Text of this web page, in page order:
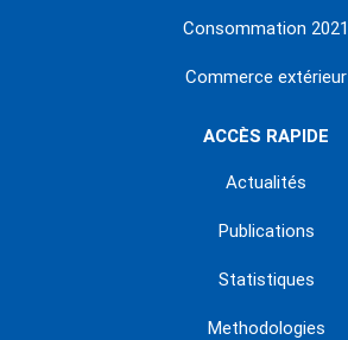
Consommation 2021
Commerce extérieur
ACCÈS RAPIDE
Actualités
Publications
Statistiques
Methodologies